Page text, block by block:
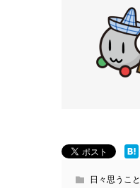
日々思うこと